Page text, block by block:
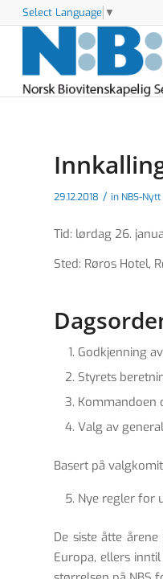
Select Language ▼
29.12.2018 / in NBS-Nytt
Tid: lørdag 26.
Sted: Røros Hotel,
Godkjenning
Styrets
Kommandoen
Valg av
Basert på
Nye regler for
De siste åtte
Europa, ellers